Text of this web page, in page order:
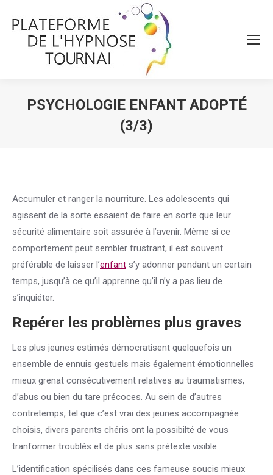
PSYCHOLOGIE ENFANT ADOPTÉ
(3/3)
Accumuler et ranger la nourriture. Les adolescents qui
agissent de la sorte essaient de faire en sorte que leur
sécurité alimentaire soit assurée à l’avenir. Même si ce
comportement peut sembler frustrant, il est souvent
préférable de laisser l’enfant s’y adonner pendant un certain
temps, jusqu’à ce qu’il apprenne qu’il n’y a pas lieu de
s’inquiéter.
Repérer les problèmes plus graves
Les plus jeunes estimés démocratisent quelquefois un
ensemble de ennuis gestuels mais également émotionnelles
mieux grenat consécutivement relatives au traumatismes,
d’abus ou bien du tare précoces. Au sein de d’autres
contretemps, tel que c’est vrai des jeunes accompagnée
choisis, divers parents chéris ont la possibilté de vous
tranformer troublés et de plus sans prétexte visible.
L’identification spécilisés dans ces fameuse soucis mieux